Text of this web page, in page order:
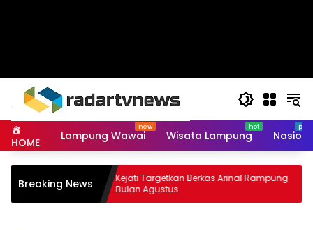
HOME Lampung Wawai Wisata Lampung
Breaking NewsKejati Targetkan Berkas Arinal Rampung
Bulan Agustus